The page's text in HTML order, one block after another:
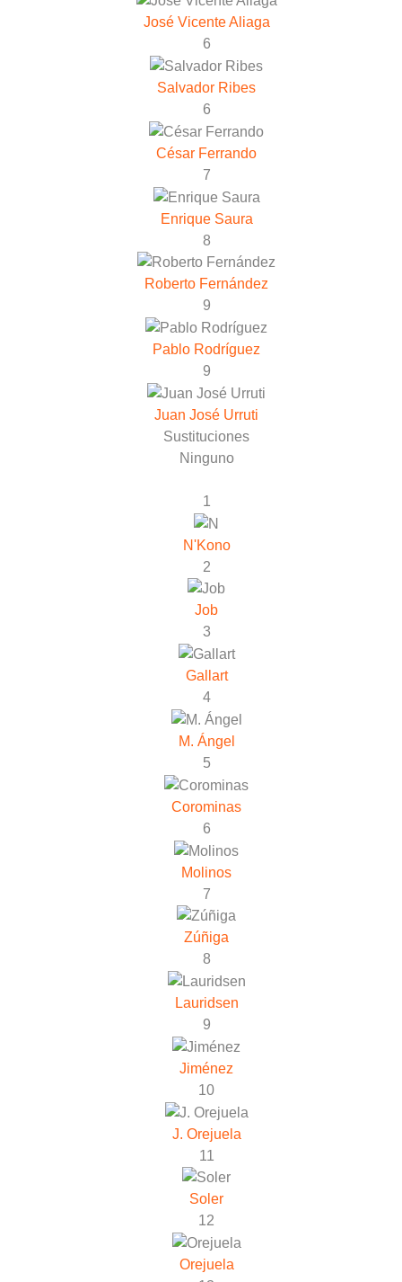
José Vicente Aliaga
6
Salvador Ribes
6
César Ferrando
7
Enrique Saura
8
Roberto Fernández
9
Pablo Rodríguez
9
Juan José Urruti
Sustituciones
Ninguno
1
N'Kono
2
Job
3
Gallart
4
M. Ángel
5
Corominas
6
Molinos
7
Zúñiga
8
Lauridsen
9
Jiménez
10
J. Orejuela
11
Soler
12
Orejuela